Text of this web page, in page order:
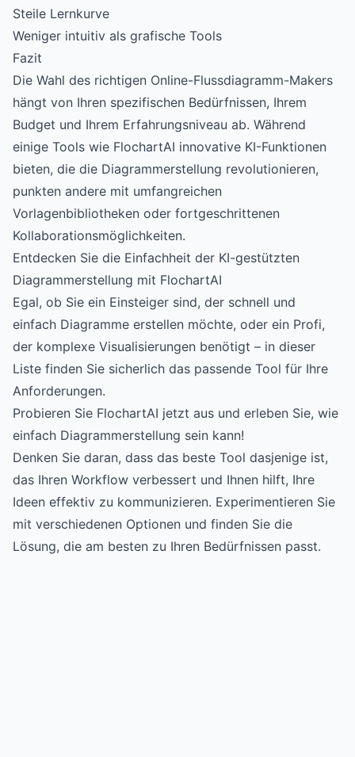
Steile Lernkurve
Weniger intuitiv als grafische Tools
Fazit
Die Wahl des richtigen Online-Flussdiagramm-Makers
hängt von Ihren spezifischen Bedürfnissen, Ihrem
Budget und Ihrem Erfahrungsniveau ab. Während
einige Tools wie FlochartAI innovative KI-Funktionen
bieten, die die Diagrammerstellung revolutionieren,
punkten andere mit umfangreichen
Vorlagenbibliotheken oder fortgeschrittenen
Kollaborationsmöglichkeiten.
Entdecken Sie die Einfachheit der KI-gestützten
Diagrammerstellung mit FlochartAI
Egal, ob Sie ein Einsteiger sind, der schnell und
einfach Diagramme erstellen möchte, oder ein Profi,
der komplexe Visualisierungen benötigt – in dieser
Liste finden Sie sicherlich das passende Tool für Ihre
Anforderungen.
Probieren Sie FlochartAI jetzt aus und erleben Sie, wie
einfach Diagrammerstellung sein kann!
Denken Sie daran, dass das beste Tool dasjenige ist,
das Ihren Workflow verbessert und Ihnen hilft, Ihre
Ideen effektiv zu kommunizieren. Experimentieren Sie
mit verschiedenen Optionen und finden Sie die
Lösung, die am besten zu Ihren Bedürfnissen passt.